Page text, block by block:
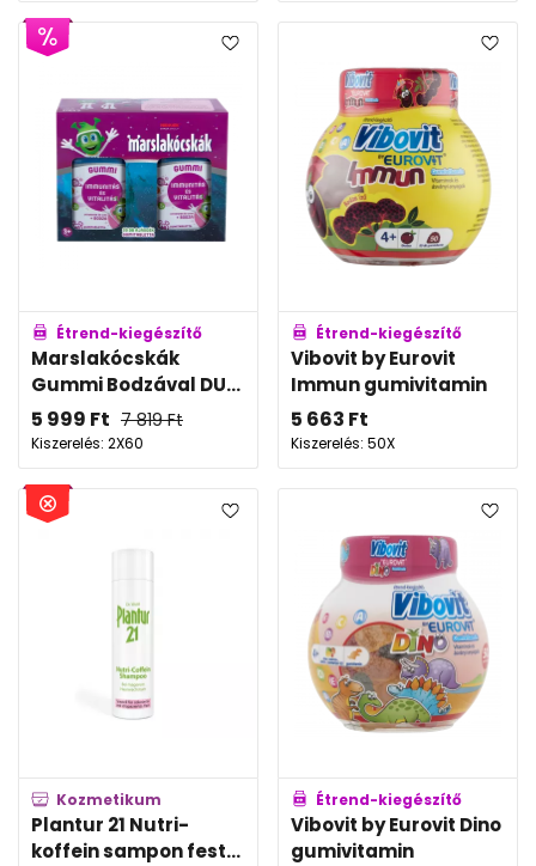
Étrend-kiegészítő
Marslakócskák
Gummi Bodzával DU...
5 999 Ft 7 819Ft
Kiszerelés: 2X60
Étrend-kiegészítő
Vibovit by Eurovit
Immun gumivitamin
5 663 Ft
Kiszerelés: 50X
Kozmetikum
Plantur 21 Nutri-
koffein sampon fest...
Étrend-kiegészítő
Vibovit by Eurovit Dino
gumivitamin